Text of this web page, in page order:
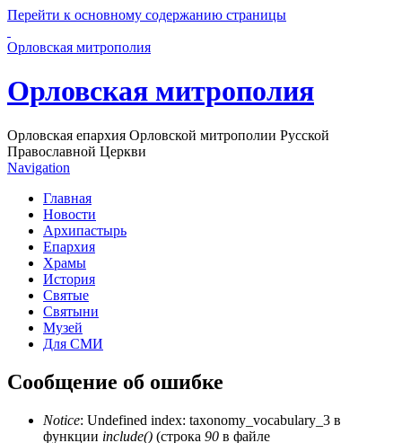
Перейти к основному содержанию страницы
Орловская митрополия
Орловская митрополия
Орловская епархия Орловской митрополии Русской
Православной Церкви
Navigation
Главная
Новости
Архипастырь
Епархия
Храмы
История
Святые
Святыни
Музей
Для СМИ
Сообщение об ошибке
Notice: Undefined index: taxonomy_vocabulary_3 в
функции include() (строка 90 в файле